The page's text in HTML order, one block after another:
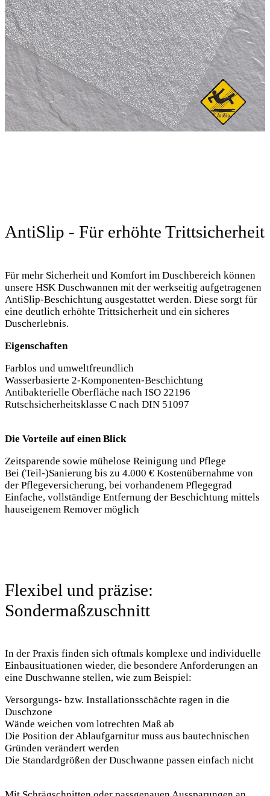
AntiSlip - Für erhöhte Trittsicherheit
Für mehr Sicherheit und Komfort im Duschbereich können
unsere HSK Duschwannen mit der werkseitig aufgetragenen
AntiSlip-Beschichtung ausgestattet werden. Diese sorgt für
eine deutlich erhöhte Trittsicherheit und ein sicheres
Duscherlebnis.
Eigenschaften
Farblos und umweltfreundlich
Wasserbasierte 2-Komponenten-Beschichtung
Antibakterielle Oberfläche nach ISO 22196
Rutschsicherheitsklasse C nach DIN 51097
Die Vorteile auf einen Blick
Zeitsparende sowie mühelose Reinigung und Pflege
Bei (Teil-)Sanierung bis zu 4.000 € Kostenübernahme von
der Pflegeversicherung, bei vorhandenem Pflegegrad
Einfache, vollständige Entfernung der Beschichtung mittels
hauseigenem Remover möglich
Flexibel und präzise:
Sondermaßzuschnitt
In der Praxis finden sich oftmals komplexe und individuelle
Einbausituationen wieder, die besondere Anforderungen an
eine Duschwanne stellen, wie zum Beispiel:
Versorgungs- bzw. Installationsschächte ragen in die
Duschzone
Wände weichen vom lotrechten Maß ab
Die Position der Ablaufgarnitur muss aus bautechnischen
Gründen verändert werden
Die Standardgrößen der Duschwanne passen einfach nicht